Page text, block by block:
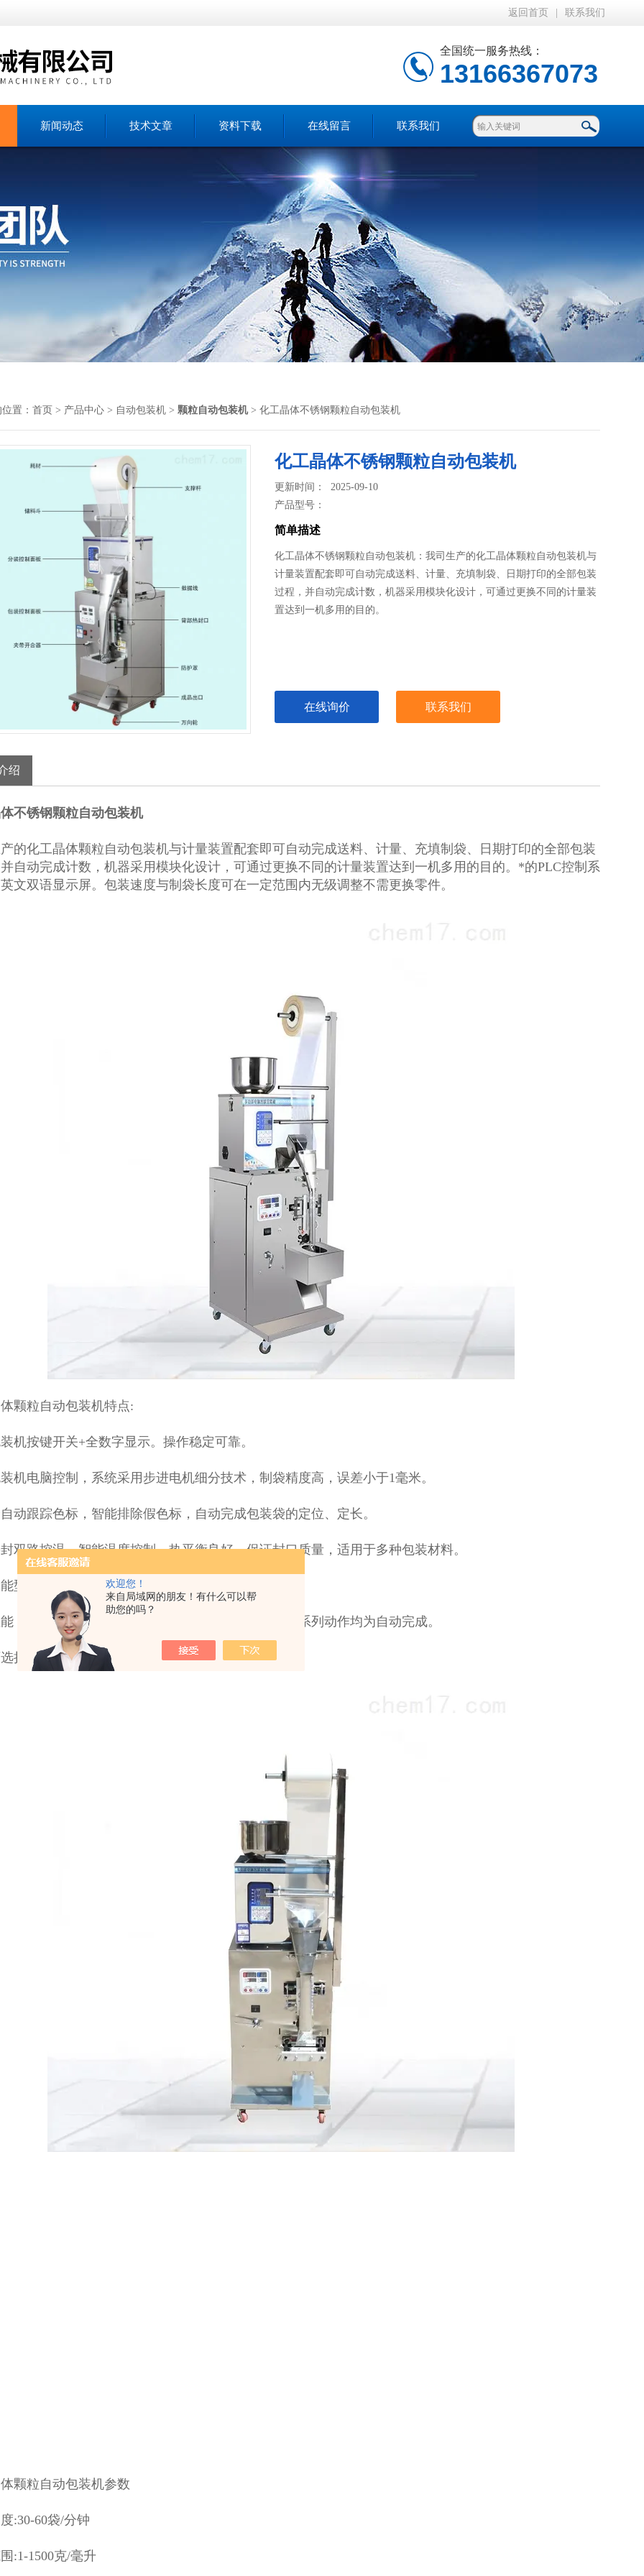
欢迎您！
来自局域网的朋友！有什么可以帮
助您的吗？
返回首页 联系我们
全国统一服务热线：
13166367073
新闻动态 技术文章 资料下载 在线留言 联系我们
置： 首页 > 产品中心 > 自动包装机 > 颗粒自动包装机> 化工晶体不锈钢颗粒自动包装机
化工晶体不锈钢颗粒自动包装机
更新时间： 2025-09-10
产品型号：
简单描述
化工晶体不锈钢颗粒自动包装机：我司生产的化工晶体颗粒自动包装机​与
计量装置配套即可自动完成送料、计量、充填制袋、日期打印的全部包装
过程，并自动完成计数，机器采用模块化设计，可通过更换不同的计量装
置达到一机多用的目的。
在线询价 联系我们
绍
不锈钢颗粒自动包装机
的化工晶体颗粒自动包装机与计量装置配套即可自动完成送料、计量、充填制袋、日期打印的全部包装
自动完成计数，机器采用模块化设计，可通过更换不同的计量装置达到一机多用的目的。*的PLC控制系
文双语显示屏。包装速度与制袋长度可在一定范围内无级调整不需更换零件。
颗粒自动包装机特点:
按键开关+全数字显示。操作稳定可靠。
电脑控制，系统采用步进电机细分技术，制袋精度高，误差小于1毫米。
跟踪色标，智能排除假色标，自动完成包装袋的定位、定长。
路控温，智能温度控制，热平衡良好，保证封口质量，适用于多种包装材料。
光电色标定位控制系统。
制袋、充填、计数、封合、分切、输出成品等一系列动作均为自动完成。
配装日期打印机或热压批号装置。
颗粒自动包装机参数
:30-60袋/分钟
:1-1500克/毫升